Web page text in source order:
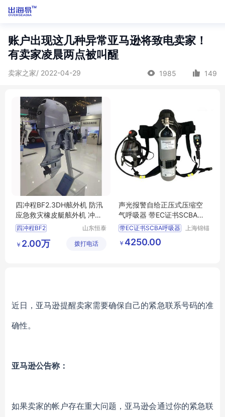
账户出现这几种异常亚马逊将致电卖家！
有卖家凌晨两点被叫醒
卖家之家/ 2022-04-29 1985 149
四冲程BF2.3DH舷外机 防汛
应急救灾橡皮艇舷外机 冲锋
舟船外挂机
四冲程BF2
防汛应急救灾橡皮艇舷外机
山东恒泰
装备制造
￥ 2.00万 拨打电话
声光报警自给正压式压缩空
气呼吸器 带EC证书SCBA呼
吸器 6L 300Bar
带EC证书SCBA呼吸器
压缩空气呼吸器
300Bar
上海锦锚
￥ 4250.00
近日，亚马逊提醒卖家需要确保自己的紧急联系号码的准
确性。
亚马逊公告称：
如果卖家的帐户存在重大问题，亚马逊会通过你的紧急联